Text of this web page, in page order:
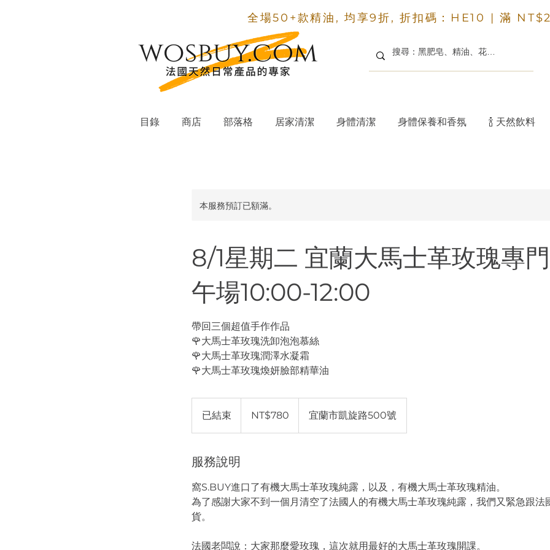
全場50+款精油, 均享9折, 折扣碼：HE10 | 滿
目錄 商店 部落格 居家清潔 身體清潔 身體保養和香氛 🍾 天然飲料
本服務預訂已額滿。
8/1星期二 宜蘭大馬士革玫瑰專
午場10:00-12:00
帶回三個超值手作作品
🌹大馬士革玫瑰洗卸泡泡慕絲
🌹大馬士革玫瑰潤澤水凝霜
🌹大馬士革玫瑰煥妍臉部精華油
已結束 NT$780 宜蘭市凱旋路500號
服務說明
窩S.BUY進口了有機大馬士革玫瑰純露，以及，有機大馬士革玫瑰精油。
為了感謝大家不到一個月清空了法國人的有機大馬士革玫瑰純露，我們又緊急跟法
貨。
法國老闆說：大家那麼愛玫瑰，這次就用最好的大馬士革玫瑰開課。